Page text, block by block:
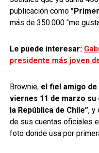
publicación como
más de 350.000 "me
Le puede interesar:
presidente más joven
Brownie, el fiel amigo
viernes 11 de marzo
la República de Chile”, y
de sus cuentas oficiales
foto donde usa por